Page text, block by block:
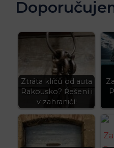
Ztráta klíčů od auta
Rakousko? Řešení i
v zahraničí!